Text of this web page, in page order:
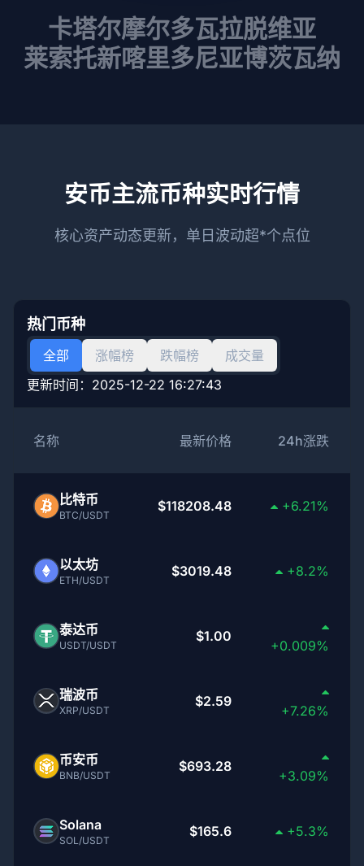
卡塔尔摩尔多瓦拉脱维亚
莱索托新喀里多尼亚博茨瓦纳
安币主流币种实时行情
核心资产动态更新，单日波动超*个点位
热门币种
全部 涨幅榜 跌幅榜
成交量
更新时间： 2025-12-22 16:27:43
名称 最新价格 24h涨跌
比特币
BTC/USDT
$118208.48 +6.21%
以太坊
ETH/USDT
$3019.48 +8.2%
泰达币
USDT/USDT
$1.00
+0.009%
瑞波币
XRP/USDT
$2.59
+7.26%
币安币
BNB/USDT
$693.28
+3.09%
Solana
SOL/USDT
$165.6 +5.3%